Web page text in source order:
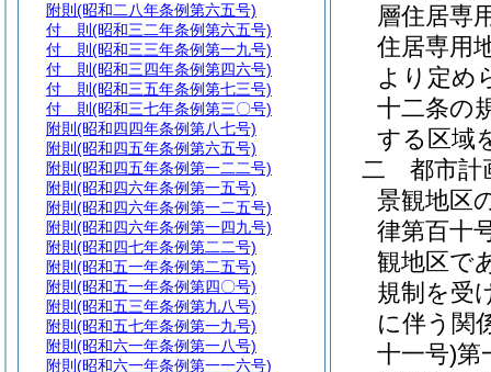
層住居専
住居専用
より定め
十二条の
する区域
二
都市計
景観地区
律第百十
観地区で
規制を受
に伴う関
十一号)第
附則 (昭和二八年条例第六五号)
付 則 (昭和三二年条例第六五号)
付 則 (昭和三三年条例第一九号)
付 則 (昭和三四年条例第四六号)
付 則 (昭和三五年条例第七三号)
付 則 (昭和三七年条例第三〇号)
附則 (昭和四四年条例第八七号)
附則 (昭和四五年条例第六五号)
附則 (昭和四五年条例第一二二号)
附則 (昭和四六年条例第一五号)
附則 (昭和四六年条例第一二五号)
附則 (昭和四六年条例第一四九号)
附則 (昭和四七年条例第二二号)
附則 (昭和五一年条例第二五号)
附則 (昭和五一年条例第四〇号)
附則 (昭和五三年条例第九八号)
附則 (昭和五七年条例第一九号)
附則 (昭和六一年条例第一八号)
附則 (昭和六一年条例第一一六号)